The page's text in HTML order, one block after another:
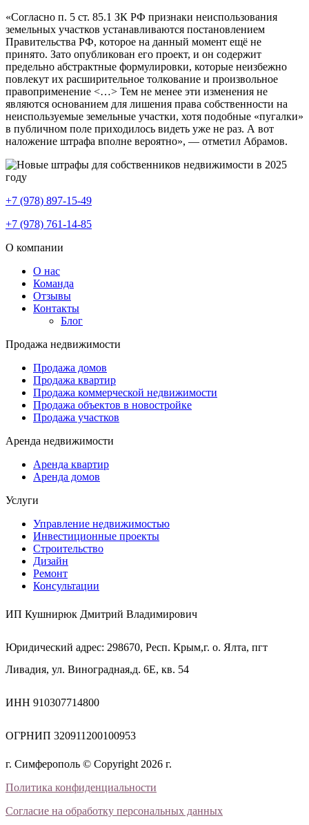
«Согласно п. 5 ст. 85.1 ЗК РФ признаки неиспользования
земельных участков устанавливаются постановлением
Правительства РФ, которое на данный момент ещё не
принято. Зато опубликован его проект, и он содержит
предельно абстрактные формулировки, которые неизбежно
повлекут их расширительное толкование и произвольное
правоприменение <…> Тем не менее эти изменения не
являются основанием для лишения права собственности на
неиспользуемые земельные участки, хотя подобные «пугалки»
в публичном поле приходилось видеть уже не раз. А вот
наложение штрафа вполне вероятно», — отметил Абрамов.
+7 (978) 897-15-49
+7 (978) 761-14-85
О компании
О нас
Команда
Отзывы
Контакты
Блог
Продажа недвижимости
Продажа домов
Продажа квартир
Продажа коммерческой недвижимости
Продажа объектов в новостройке
Продажа участков
Аренда недвижимости
Аренда квартир
Аренда домов
Услуги
Управление недвижимостью
Инвестиционные проекты
Строительство
Дизайн
Ремонт
Консультации
ИП Кушнирюк Дмитрий Владимирович
Юридический адрес: 298670, Респ. Крым,г. о. Ялта, пгт
Ливадия, ул. Виноградная,д. 6Е, кв. 54
ИНН 910307714800
ОГРНИП 320911200100953
г. Симферополь © Copyright 2026 г.
Политика конфиденциальности
Согласие на обработку персональных данных